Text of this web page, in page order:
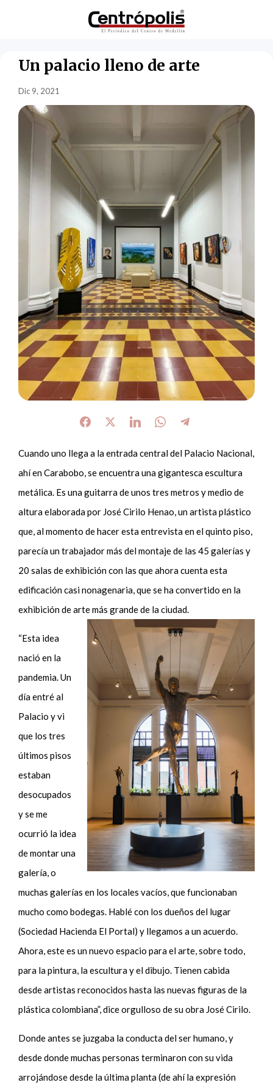
Un palacio lleno de arte
Dic 9, 2021
Cuando uno llega a la entrada central del Palacio Nacional,
ahí en Carabobo, se encuentra una gigantesca escultura
metálica. Es una guitarra de unos tres metros y medio de
altura elaborada por José Cirilo Henao, un artista plástico
que, al momento de hacer esta entrevista en el quinto piso,
parecía un trabajador más del montaje de las 45 galerías y
20 salas de exhibición con las que ahora cuenta esta
edificación casi nonagenaria, que se ha convertido en la
exhibición de arte más grande de la ciudad.
“Esta idea
nació en la
pandemia. Un
día entré al
Palacio y vi
que los tres
últimos pisos
estaban
desocupados
y se me
ocurrió la idea
de montar una
galería, o
muchas galerías en los locales vacíos, que funcionaban
mucho como bodegas. Hablé con los dueños del lugar
(Sociedad Hacienda El Portal) y llegamos a un acuerdo.
Ahora, este es un nuevo espacio para el arte, sobre todo,
para la pintura, la escultura y el dibujo. Tienen cabida
desde artistas reconocidos hasta las nuevas figuras de la
plástica colombiana”, dice orgulloso de su obra José Cirilo.
Donde antes se juzgaba la conducta del ser humano, y
desde donde muchas personas terminaron con su vida
arrojándose desde la última planta (de ahí la expresión